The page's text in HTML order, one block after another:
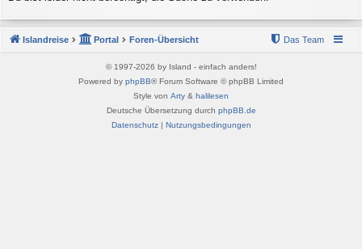
Islandreise Portal Foren-Übersicht Das Team
© 1997-2026 by Island - einfach anders!
Powered by phpBB® Forum Software © phpBB Limited
Style von Arty & halilesen
Deutsche Übersetzung durch phpBB.de
Datenschutz| Nutzungsbedingungen